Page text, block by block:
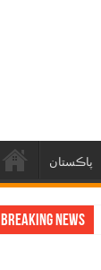
پاڪستان
Breaking News